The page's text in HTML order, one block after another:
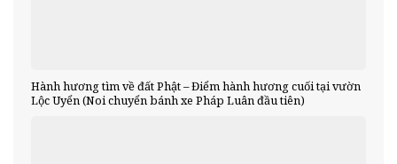
Hành hương tìm về đất Phật – Điểm hành hương cuối tại vườn
Lộc Uyển (Noi chuyển bánh xe Pháp Luân đầu tiên)